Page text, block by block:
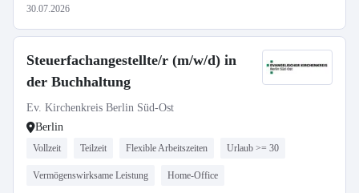
30.07.2026
Steuerfachangestellte/r (m/w/d) in
der Buchhaltung
Ev. Kirchenkreis Berlin Süd-Ost
Berlin
Vollzeit Teilzeit Flexible Arbeitszeiten Urlaub >= 30
Vermögenswirksame Leistung Home-Office